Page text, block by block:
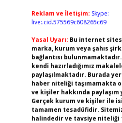
Reklam ve İletişim: Skype:
live:.cid.575569c608265c69
Yasal Uyarı: Bu internet
marka, kurum veya şahıs
bağlantısı
kendi hazırladığımız
paylaşılmaktadır. Burada
haber niteliği taşımamakta
ve kişiler hakkında paylaşım
Gerçek kurum ve kişiler ile
tamamen tesadüfidir.
halindedir ve tavsiye niteliği